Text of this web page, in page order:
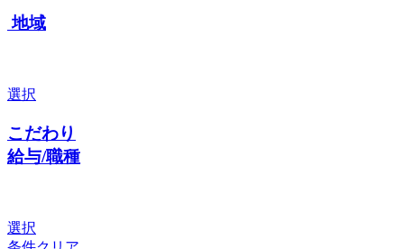
地域
選択
こだわり
給与/職種
選択